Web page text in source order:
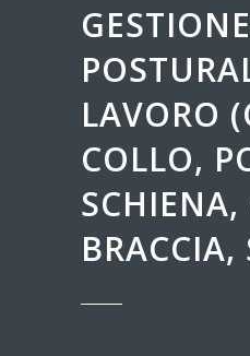
LAVORO
COLLO,